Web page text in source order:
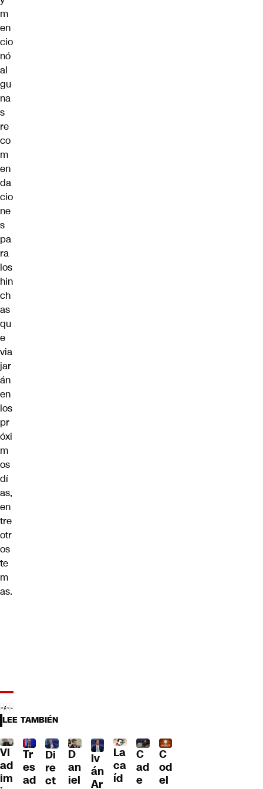
m
en
cio
nó
al
gu
na
s
re
co
m
en
da
cio
ne
s
pa
ra
los
hin
ch
as
qu
e
via
jar
án
en
los
pr
óxi
m
os
dí
as,
en
tre
otr
os
te
m
as.
LEE TAMBIÉN
Vl
ad
im
Tr
es
ad
Di
re
ct
D
an
iel
Iv
án
Ar
La
ca
íd
C
ad
e
C
od
el